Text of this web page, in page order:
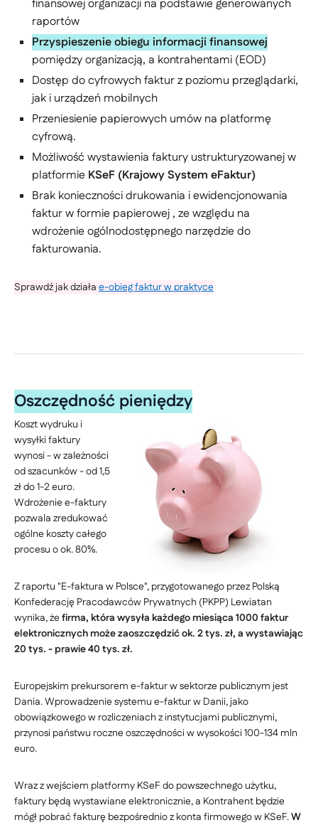
finansowej organizacji na podstawie generowanych
raportów
Przyspieszenie obiegu informacji finansowej
pomiędzy organizacją, a kontrahentami (EOD)
Dostęp do cyfrowych faktur z poziomu przeglądarki,
jak i urządzeń mobilnych
Przeniesienie papierowych umów na platformę
cyfrową.
Możliwość wystawienia faktury ustrukturyzowanej w
platformie KSeF (Krajowy System eFaktur)
Brak konieczności drukowania i ewidencjonowania
faktur w formie papierowej , ze względu na
wdrożenie ogólnodostępnego narzędzie do
fakturowania.
Sprawdź jak działa e-obieg faktur w praktyce
Oszczędność pieniędzy
Koszt wydruku i
wysyłki faktury
wynosi - w zależności
od szacunków - od 1,5
zł do 1-2 euro.
Wdrożenie e-faktury
pozwala zredukować
ogólne koszty całego
procesu o ok. 80%.
Z raportu "E-faktura w Polsce", przygotowanego przez Polską
Konfederację Pracodawców Prywatnych (PKPP) Lewiatan
wynika, żefirma, która wysyła każdego miesiąca 1000 faktur
elektronicznych może zaoszczędzić ok. 2 tys. zł, a wystawiając
20 tys. - prawie 40 tys. zł.
Europejskim prekursorem e-faktur w sektorze publicznym jest
Dania. Wprowadzenie systemu e-faktur w Danii, jako
obowiązkowego w rozliczeniach z instytucjami publicznymi,
przynosi państwu roczne oszczędności w wysokości 100-134 mln
euro.
Wraz z wejściem platformy KSeF do powszechnego użytku,
faktury będą wystawiane elektronicznie, a Kontrahent będzie
mógł pobrać fakturę bezpośrednio z konta firmowego w KSeF.W